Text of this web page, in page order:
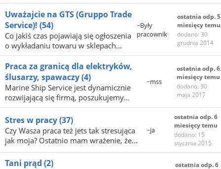
Uważajcie na GTS (Gruppo Trade
Service)! (54)
Co jakiś czas pojawiają się ogłoszenia
o wykładaniu towaru w sklepach...
~Były
pracownik
ostatnia odp. 5
miesięcy temu
dodano: 30
grudnia 2014
Praca za granicą dla elektryków,
ślusarzy, spawaczy(4)
Marine Ship Service jest dynamicznie
rozwijającą się firmą, poszukujemy...
~mss
ostatnia odp. 6
miesięcy temu
dodano: 30
maja 2017
Stres w pracy(37)
Czy Wasza praca też jets tak stresująca
jak moja? Ostatnio mam wrażenie, że...
~ja
ostatnia odp. 6
miesięcy temu
dodano: 15
stycznia 2015
Tani prąd (2)
ostatnia odp. 6